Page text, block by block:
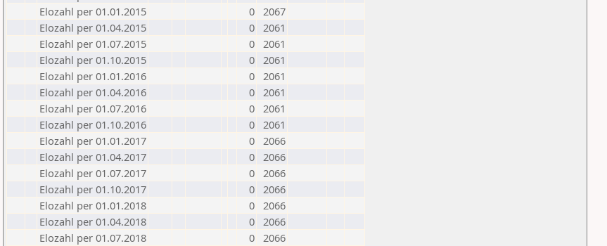
Elozahl per 01.01.2015
0 2067
Elozahl per 01.04.2015
0 2061
Elozahl per 01.07.2015
0 2061
Elozahl per 01.10.2015
0 2061
Elozahl per 01.01.2016
0 2061
Elozahl per 01.04.2016
0 2061
Elozahl per 01.07.2016
0 2061
Elozahl per 01.10.2016
0 2061
Elozahl per 01.01.2017
0 2066
Elozahl per 01.04.2017
0 2066
Elozahl per 01.07.2017
0 2066
Elozahl per 01.10.2017
0 2066
Elozahl per 01.01.2018
0 2066
Elozahl per 01.04.2018
0 2066
Elozahl per 01.07.2018
0 2066